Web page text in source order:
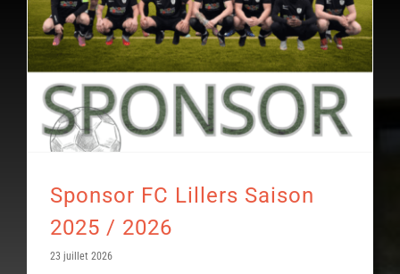
Sponsor FC Lillers Saison
2025 / 2026
23 juillet 2026